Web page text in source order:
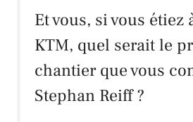
Et vous, si vous étiez
KTM, quel serait le
chantier que vous
Stephan Reiff?